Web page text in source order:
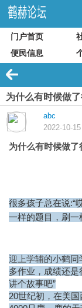
门户首页
便民信息
为什么有时候做
abc
2022-10-
为什么有时候做
很多孩子总在说:“
一样的题目，刷一
迎上学辅的小鹤同
多作业，成绩还
讲个故事吧”
20世纪初，在美